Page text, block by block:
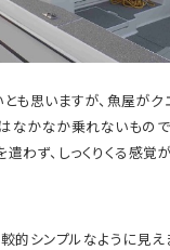
も思いますが、魚屋が
なかなか乗れないもので
わず、しっくりくる感覚が
的シンプルなように見え